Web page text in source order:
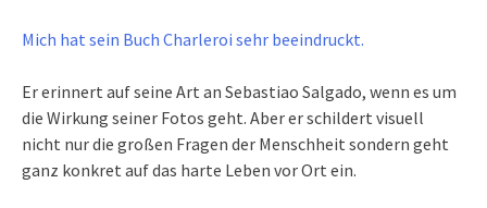
Mich hat sein Buch Charleroi sehr beeindruckt.
Er erinnert auf seine Art an Sebastiao Salgado, wenn es um
die Wirkung seiner Fotos geht. Aber er schildert visuell
nicht nur die großen Fragen der Menschheit sondern geht
ganz konkret auf das harte Leben vor Ort ein.